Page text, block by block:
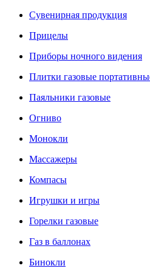
Сувенирная продукция
Прицелы
Приборы ночного видения
Плитки газовые
Паяльники газовые
Огниво
Монокли
Массажеры
Компасы
Игрушки и игры
Горелки газовые
Газ в баллонах
Бинокли